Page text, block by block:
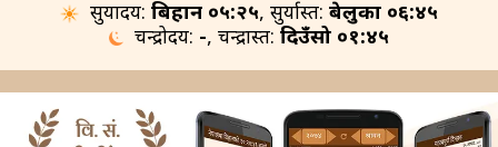
सुर्योदय:बिहान ०५:२५, सुर्यास्त:बेलुका ०६:४५
चन्द्रोदय: -, चन्द्रास्त:दिउँसो ०१:४५